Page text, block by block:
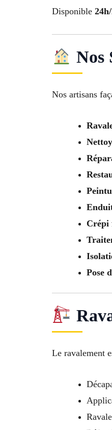
Disponible
Nos
Nos artisans
Crépi
Pose
Le ravalement